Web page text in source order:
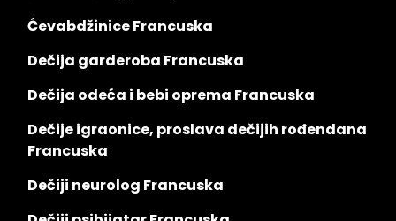
Ćevabdžinice Francuska
Dečija garderoba Francuska
Dečija odeća i bebi oprema Francuska
Dečije igraonice, proslava dečijih rođendana
Francuska
Dečiji neurolog Francuska